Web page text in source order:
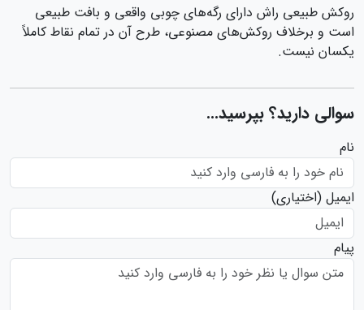
روکش طبیعی راش دارای رگه‌های چوبی واقعی و بافت طبیعی
است و برخلاف روکش‌های مصنوعی، طرح آن در تمام نقاط کاملاً
یکسان نیست.
سوالی دارید؟ بپرسید...
نام
ایمیل (اختیاری)
پیام